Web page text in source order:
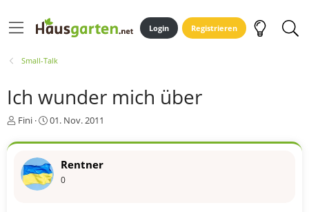
Login Registrieren
Small-Talk
Ich wunder mich über
E
s
e
Fini
E
s
e
l
01. Nov. 2011
Rentner
0